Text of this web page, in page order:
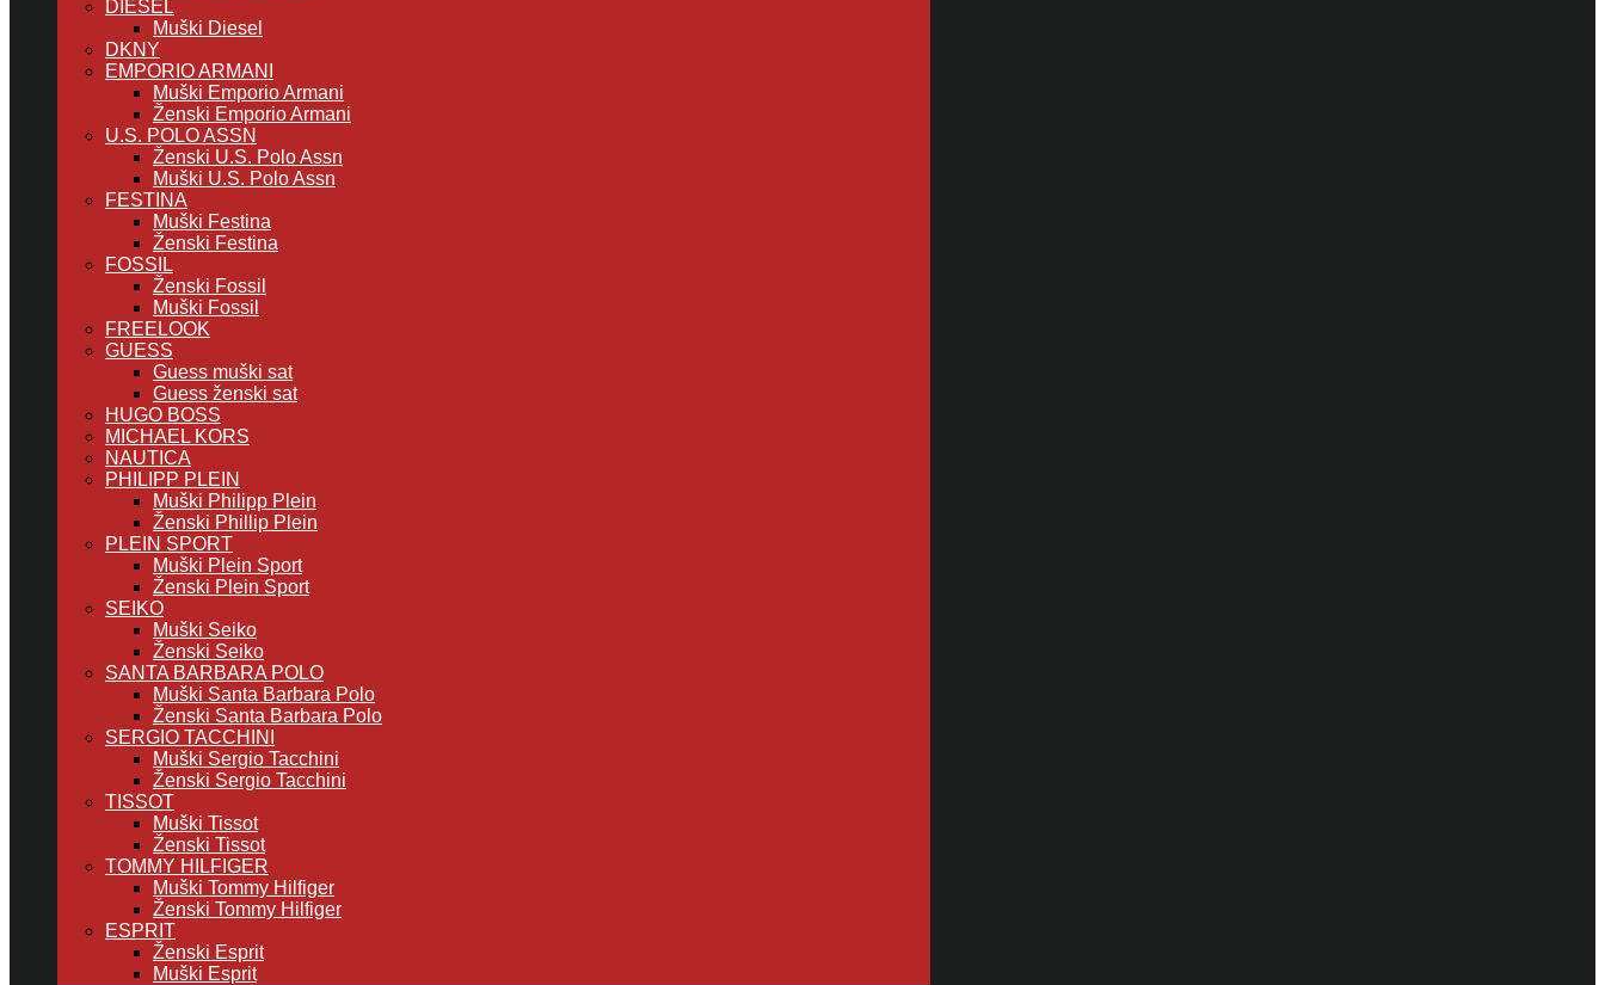
DIESEL
Muški Diesel
DKNY
EMPORIO ARMANI
Muški Emporio Armani
Ženski Emporio Armani
U.S. POLO ASSN
Ženski U.S. Polo Assn
Muški U.S. Polo Assn
FESTINA
Muški Festina
Ženski Festina
FOSSIL
Ženski Fossil
Muški Fossil
FREELOOK
GUESS
Guess muški sat
Guess ženski sat
HUGO BOSS
MICHAEL KORS
NAUTICA
PHILIPP PLEIN
Muški Philipp Plein
Ženski Phillip Plein
PLEIN SPORT
Muški Plein Sport
Ženski Plein Sport
SEIKO
Muški Seiko
Ženski Seiko
SANTA BARBARA POLO
Muški Santa Barbara Polo
Ženski Santa Barbara Polo
SERGIO TACCHINI
Muški Sergio Tacchini
Ženski Sergio Tacchini
TISSOT
Muški Tissot
Ženski Tissot
TOMMY HILFIGER
Muški Tommy Hilfiger
Ženski Tommy Hilfiger
ESPRIT
Ženski Esprit
Muški Esprit